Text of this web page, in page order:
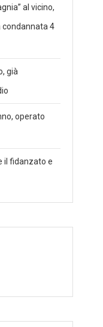
al vicino,
condannata 4
già
operato
il fidanzato e